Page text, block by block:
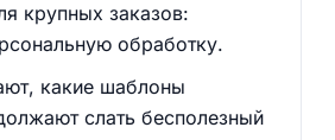
крупных заказов:
обработку.
какие шаблоны
слать бесполезный